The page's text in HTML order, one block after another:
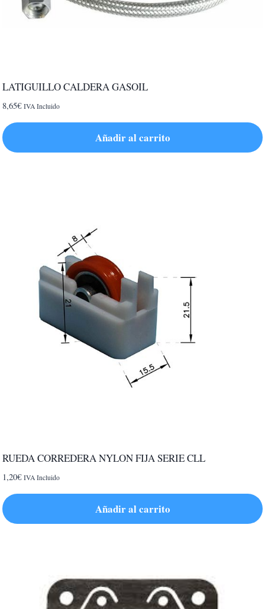
LATIGUILLO CALDERA GASOIL
8,65€ IVA Incluido
Añadir al carrito
RUEDA CORREDERA NYLON FIJA SERIE CLL
1,20€ IVA Incluido
Añadir al carrito